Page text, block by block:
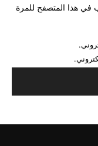
في هذا المتصفح للمرة